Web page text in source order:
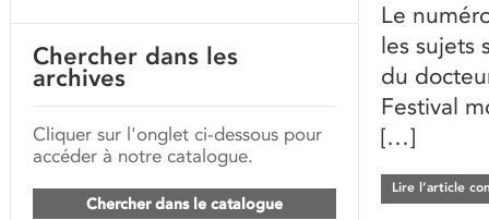
Le
les sujets
du
Festival
[…]
Lire l’article
Chercher dans les
archives
Cliquer sur l'onglet ci-dessous pour
accéder à notre catalogue.
Chercher dans le catalogue